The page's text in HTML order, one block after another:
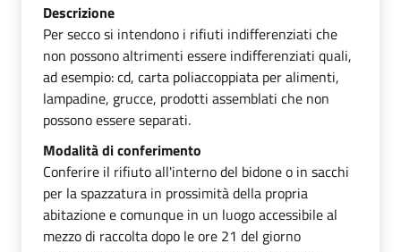
Descrizione
Per secco si intendono i rifiuti indifferenziati che
non possono altrimenti essere indifferenziati quali,
ad esempio: cd, carta poliaccoppiata per alimenti,
lampadine, grucce, prodotti assemblati che non
possono essere separati.
Modalità di conferimento
Conferire il rifiuto all'interno del bidone o in sacchi
per la spazzatura in prossimità della propria
abitazione e comunque in un luogo accessibile al
mezzo di raccolta dopo le ore 21 del giorno